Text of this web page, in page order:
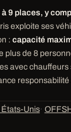
à 9 places, y
exploite ses
: capacité
plus de 8
avec
États-Unis·